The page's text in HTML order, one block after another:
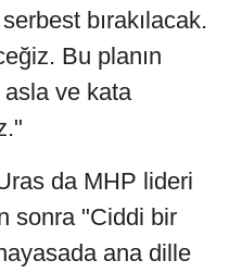
bırakılacak.
Bu planın
ve kata
da MHP lideri
sonra "Ciddi bir
ana dille